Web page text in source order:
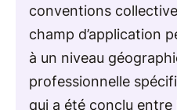
conventions
champ d’application
à un niveau
professionnelle
qui a été conclu entre